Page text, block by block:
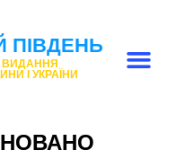
ПІВДЕНЬ
ВИДАННЯ
І УКРАЇНИ